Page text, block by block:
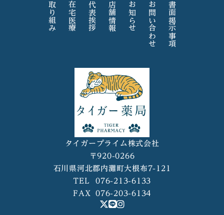
タイガープライム株式会社
〒920-0266
石川県河北郡内灘町大根布7-121
TEL 076-213-6133
FAX 076-203-6134
取り組み 在宅医療 代表挨拶 店舗情報 お知らせ お問い合わせ 書面掲示事項